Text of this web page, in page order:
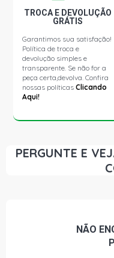
TROCA E DEVOLUÇÃO
GRÁTIS
Garantimos sua satisfação!
Política de troca e
devolução simples e
transparente. Se não for a
peça certa,devolva. Confira
nossas políticasClicando
Aqui!
PERGUNTE E
NÃO